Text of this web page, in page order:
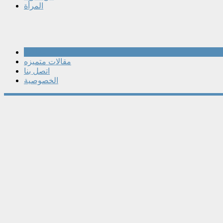
المرأة
مقالات متميزه
اتصل بنا
الخصوصية